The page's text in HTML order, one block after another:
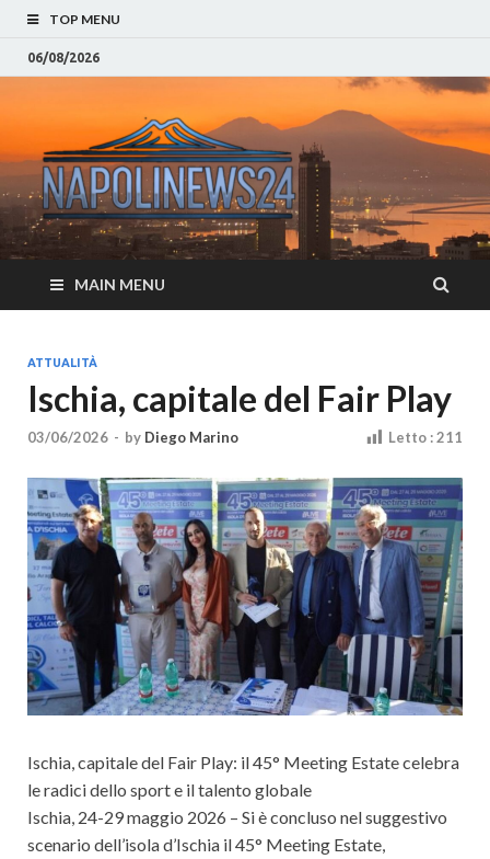
TOP MENU
06/08/2026
–
Napoli
Moda e
Cultura
Notizie sulla citta di
Napoli e Campania
Eventi, Sport
MAIN MENU
ATTUALITÀ
Ischia, capitale del Fair Play
03/06/2026 - by Diego Marino Letto :211
Ischia, capitale del Fair Play: il 45° Meeting Estate celebra
le radici dello sport e il talento globale
Ischia, 24-29 maggio 2026 – Si è concluso nel suggestivo
scenario dell’isola d’Ischia il 45° Meeting Estate,